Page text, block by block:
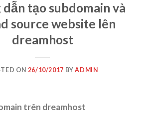
tạo subdomain và
source website lên
dreamhost
ON 26/10/2017 BYADMIN
trên dreamhost